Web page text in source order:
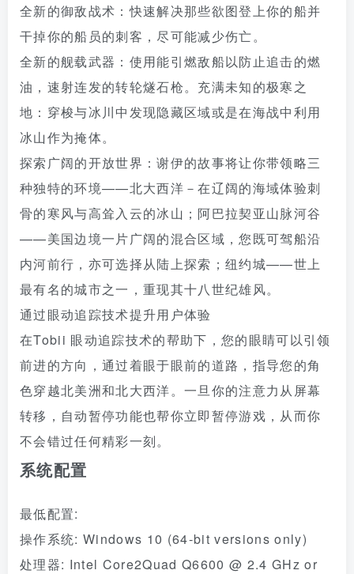
全新的御敌战术：快速解决那些欲图登上你的船并
干掉你的船员的刺客，尽可能减少伤亡。
全新的舰载武器：使用能引燃敌船以防止追击的燃
油，速射连发的转轮燧石枪。充满未知的极寒之
地：穿梭与冰川中发现隐藏区域或是在海战中利用
冰山作为掩体。
探索广阔的开放世界：谢伊的故事将让你带领略三
种独特的环境——北大西洋－在辽阔的海域体验刺
骨的寒风与高耸入云的冰山；阿巴拉契亚山脉河谷
——美国边境一片广阔的混合区域，您既可驾船沿
内河前行，亦可选择从陆上探索；纽约城——世上
最有名的城市之一，重现其十八世纪雄风。
通过眼动追踪技术提升用户体验
在Tobii 眼动追踪技术的帮助下，您的眼睛可以引领
前进的方向，通过着眼于眼前的道路，指导您的角
色穿越北美洲和北大西洋。一旦你的注意力从屏幕
转移，自动暂停功能也帮你立即暂停游戏，从而你
不会错过任何精彩一刻。
系统配置
最低配置:
操作系统: Windows 10 (64-bit versions only)
处理器: Intel Core2Quad Q6600 @ 2.4 GHz or